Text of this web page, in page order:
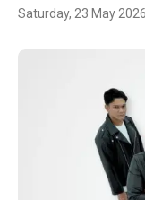
Saturday, 23 May